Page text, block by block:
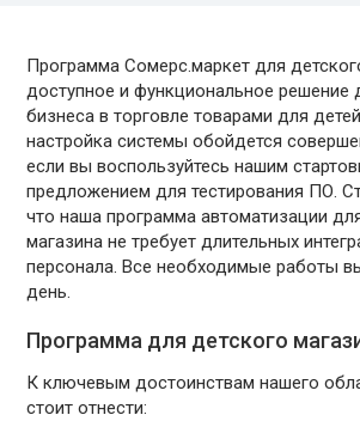
Программа Сомерс.маркет для
доступное и функциональное решение
бизнеса в торговле товарами для
настройка системы обойдется
если вы воспользуйтесь нашим
предложением для тестирования ПО.
что наша программа автоматизации
магазина не требует длительных
персонала. Все необходимые работы
день.
Программа для детского
К ключевым достоинствам нашего
стоит отнести: